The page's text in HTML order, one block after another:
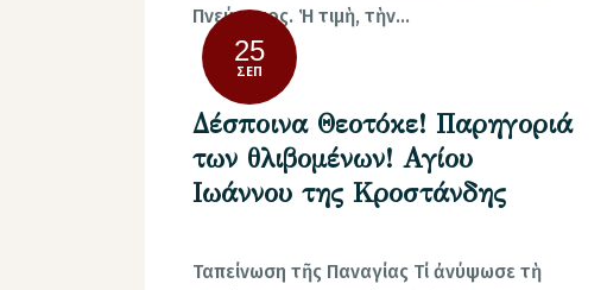
Πνεύματος. Ἡ τιμὴ, τὴν…
25
ΣΕΠ
Δέσποινα Θεοτόκε! Παρηγοριά
των θλιβομένων! Αγίου
Ιωάννου της Κροστάνδης
Ταπείνωση τῆς Παναγίας Τί ἀνύψωσε τὴ